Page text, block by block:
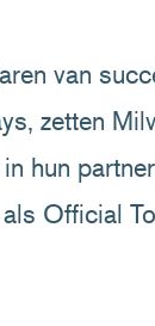
van
zetten
hun
Official